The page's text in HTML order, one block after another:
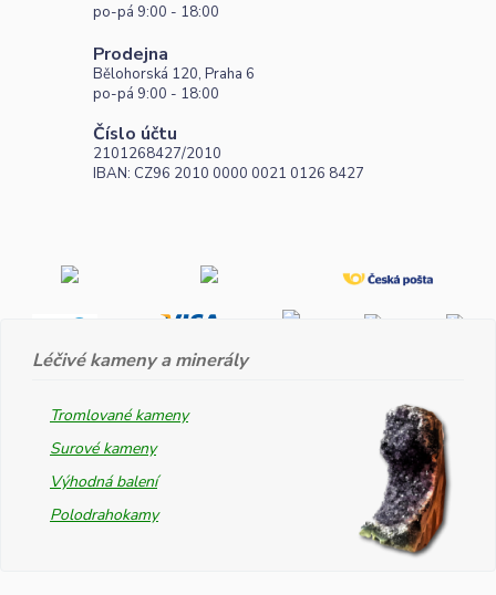
po-pá 9:00 - 18:00
Prodejna
Bělohorská 120, Praha 6
po-pá 9:00 - 18:00
Číslo účtu
2101268427/2010
IBAN: CZ96 2010 0000 0021 0126 8427
Léčivé kameny a minerály
Tromlované kameny
Surové kameny
Výhodná balení
Polodrahokamy